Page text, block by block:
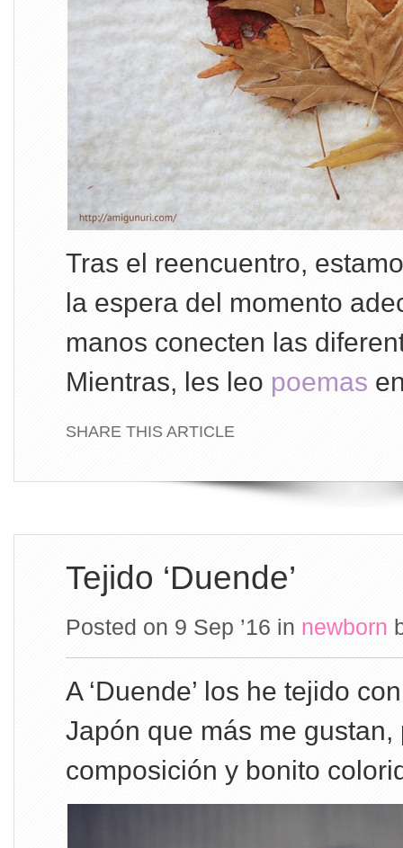
Tras el reencuentro,
la espera del momento
manos conecten las
Mientras, les leo poemas
SHARE THIS ARTICLE
Tejido ‘Duende’
Posted on 9 Sep ’16 in newborn
A ‘Duende’ los he tejido
Japón que más me
composición y bonito